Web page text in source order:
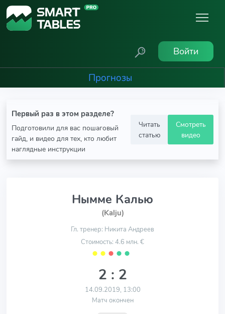
Войти
Прогнозы
Первый раз в этом разделе?
Подготовили для вас пошаговый
гайд, и видео для тех, кто любит
наглядные инструкции
Читать
статью
Смотреть
видео
Нымме Калью
(Kalju)
Гл. тренер: Никита Андреев
Стоимость: 4.6 млн. €
⬤ ⬤ ⬤ ⬤ ⬤
2 : 2
14.09.2019, 13:00
Матч окончен